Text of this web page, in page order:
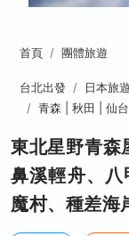
首頁 團體旅遊
台北出發 日本旅遊
青森 | 秋田 | 仙
東北星野青森
鼻溪輕舟、
魔村、種差海